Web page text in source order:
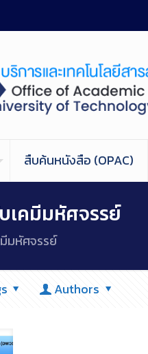
สืบค้นหนังสือ (OPAC)
เคมีมหัศจรรย์
มหัศจรรย์
Authors